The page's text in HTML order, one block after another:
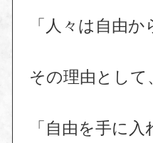
「人々は自由
その理由として
「自由を手に